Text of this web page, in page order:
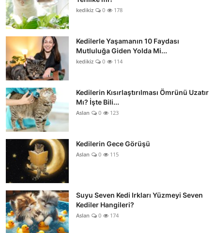
kedikiz 0 178
Kedilerle Yaşamanın 10 Faydası
Mutluluğa Giden Yolda Mi...
kedikiz 0 114
Kedilerin Kısırlaştırılması Ömrünü Uzatır
Mı? İşte Bili...
Aslan 0 123
Kedilerin Gece Görüşü
Aslan 0 115
Suyu Seven Kedi Irkları Yüzmeyi Seven
Kediler Hangileri?
Aslan 0 174